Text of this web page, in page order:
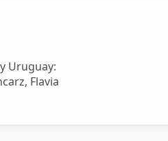
Uruguay:
Flavia